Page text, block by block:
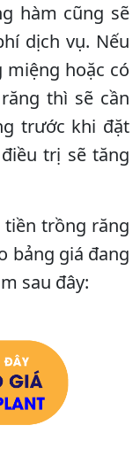
hàm cũng sẽ
dịch vụ. Nếu
miệng hoặc có
thì sẽ cần
trước khi đặt
trị sẽ tăng
trồng răng
bảng giá đang
sau đây: